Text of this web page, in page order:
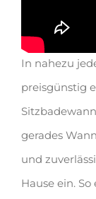
In nahezu
preisgünstig
gerades
und
Hause ein.